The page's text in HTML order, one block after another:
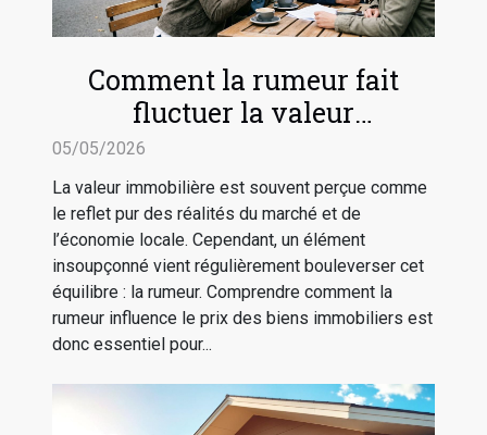
Comment la rumeur fait
fluctuer la valeur
05/05/2026
La valeur immobilière est souvent perçue comme
le reflet pur des réalités du marché et de
l’économie locale. Cependant, un élément
insoupçonné vient régulièrement bouleverser cet
équilibre : la rumeur. Comprendre comment la
rumeur influence le prix des biens immobiliers est
donc essentiel pour...